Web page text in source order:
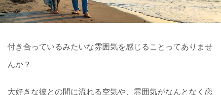
付き合っているみたいな雰囲気を感じることってありませ
んか？
大好きな彼との間に流れる空気や、雰囲気がなんとなく恋